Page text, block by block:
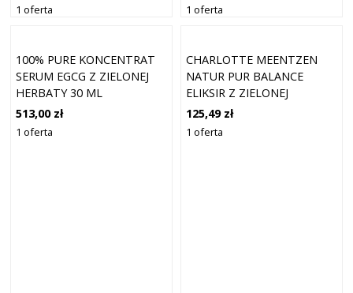
1 oferta 1 oferta
100% PURE KONCENTRAT
SERUM EGCG Z ZIELONEJ
HERBATY 30 ML
513,00 zł
1 oferta
CHARLOTTE MEENTZEN
NATUR PUR BALANCE
ELIKSIR Z ZIELONEJ
HERBATY KREMY POD OCZY
30 ML
125,49 zł
1 oferta